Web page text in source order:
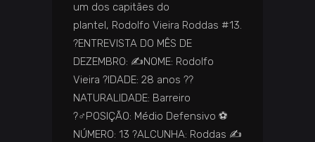
um dos capitães do
plantel, Rodolfo Vieira Roddas #13.
?️ENTREVISTA DO MÊS DE
DEZEMBRO: ✍️NOME: Rodolfo
Vieira ?IDADE: 28 anos ️??️
NATURALIDADE: Barreiro
?‍♂️POSIÇÃO: Médio Defensivo ⚽
NÚMERO: 13 ?️ALCUNHA: Roddas ✍️